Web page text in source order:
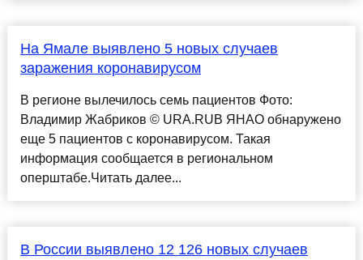
На Ямале выявлено 5 новых случаев
заражения коронавирусом
В регионе вылечилось семь пациентов Фото:
Владимир Жабриков © URA.RUВ ЯНАО обнаружено
еще 5 пациентов с коронавирусом. Такая
информация сообщается в региональном
оперштабе.Читать далее...
В России выявлено 12 126 новых случаев